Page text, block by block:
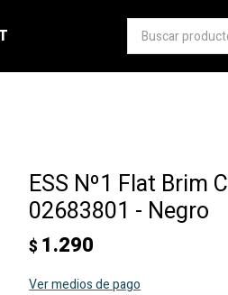
ESS Nº1 Flat Brim
02683801 - Negro
$ 1.290
Ver medios de pago